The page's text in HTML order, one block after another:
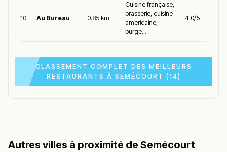
10 Au Bureau 0.85 km
Cuisine française,
brasserie, cuisine
americaine,
burge...
4.0/5
CLASSEMENT COMPLET DES MEILLEURS
RESTAURANTS À SEMÉCOURT (14)
Autres villes à proximité de Semécourt